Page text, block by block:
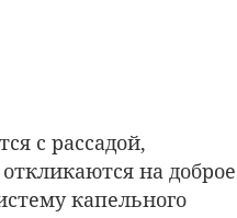
с рассадой,
на доброе
капельного